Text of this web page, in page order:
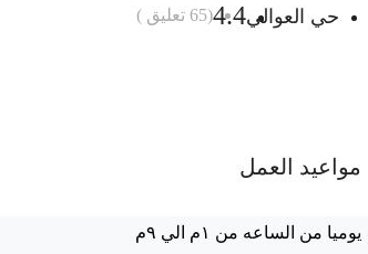
حي العوالي4.4
(
65 تعليق )
مواعيد العمل
يوميا من الساعه من ١م الي ٩م